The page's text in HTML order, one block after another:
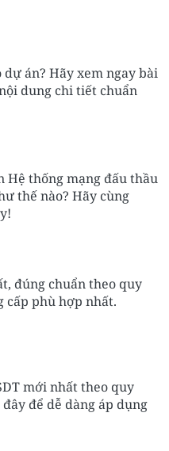
án? Hãy xem ngay bài
dung chi tiết chuẩn
thống mạng đấu thầu
thế nào? Hãy cùng
đúng chuẩn theo quy
cấp phù hợp nhất.
mới nhất theo quy
để dễ dàng áp dụng